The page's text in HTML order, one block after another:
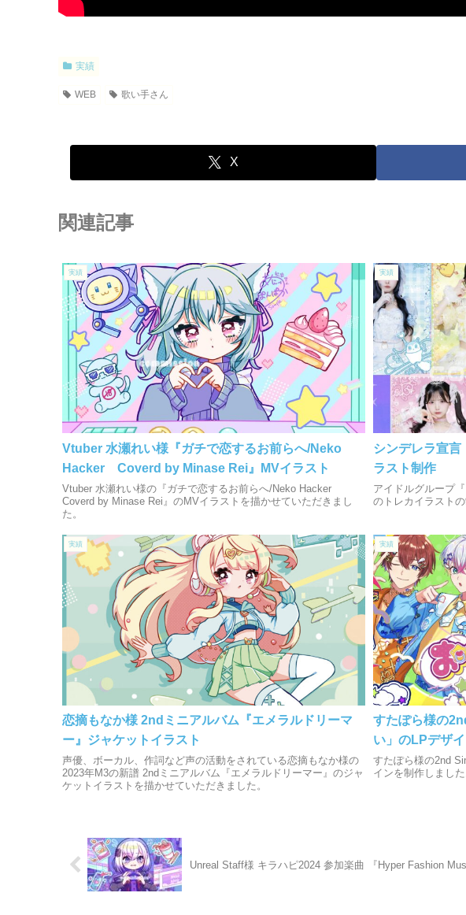
実績
WEB 歌い手さん
X
関連記事
実績
Vtuber 水瀬れい様『ガチで恋するお前らへ/Neko
Hacker Coverd by Minase Rei』MVイラスト
Vtuber 水瀬れい様の『ガチで恋するお前らへ/Neko Hacker
Coverd by Minase Rei』のMVイラストを描かせていただきまし
た。
実績
シンデレラ宣言
ラスト制作
アイドルグループ
のトレカイラストの
実績
恋摘もなか様 2ndミニアルバム『エメラルドリーマ
ー』ジャケットイラスト
声優、ボーカル、作詞など声の活動をされている恋摘もなか様の
2023年M3の新譜 2ndミニアルバム『エメラルドリーマー』のジャ
ケットイラストを描かせていただきました。
実績
すたぽら様の
い」のLPデザ
すたぽら様の2nd
インを制作しまし
Unreal Staff様 キラハピ2024 参加楽曲 『Hyper Fashion